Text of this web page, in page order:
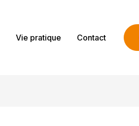
Vie pratique Contact